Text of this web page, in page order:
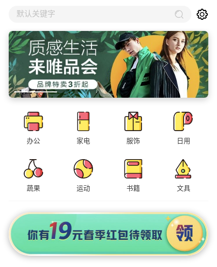
默认关键字
办公 家电 服饰 日用
蔬果 运动 书籍 文具